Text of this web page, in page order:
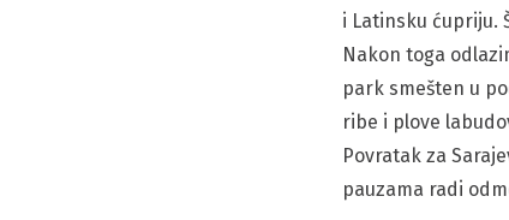
i Latinsku ćupriju.
Nakon toga
park smešten u
ribe i plove
Povratak za
pauzama radi